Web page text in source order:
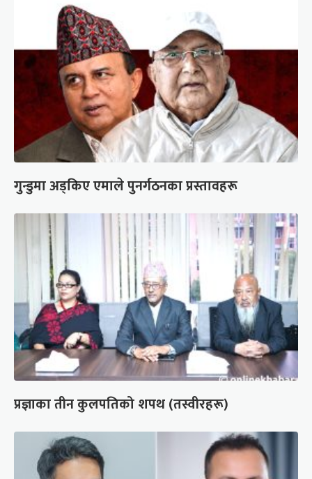
गुन्डुमा अड्किए एमाले पुनर्गठनका प्रस्तावहरू
प्रज्ञाका तीन कुलपतिको शपथ (तस्वीरहरू)